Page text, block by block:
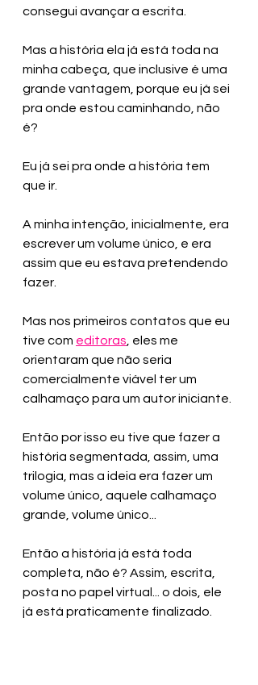
consegui avançar a escrita.
Mas a história ela já está toda na
minha cabeça, que inclusive é uma
grande vantagem, porque eu já sei
pra onde estou caminhando, não
é?
Eu já sei pra onde a história tem
que ir.
A minha intenção, inicialmente, era
escrever um volume único, e era
assim que eu estava pretendendo
fazer.
Mas nos primeiros contatos que eu
tive com editoras , eles me
orientaram que não seria
comercialmente viável ter um
calhamaço para um autor iniciante.
Então por isso eu tive que fazer a
história segmentada, assim, uma
trilogia, mas a ideia era fazer um
volume único, aquele calhamaço
grande, volume único...
Então a história já está toda
completa, não é? Assim, escrita,
posta no papel virtual... o dois, ele
já está praticamente finalizado.